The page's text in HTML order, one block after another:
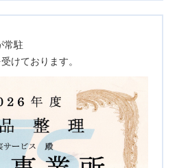
常駐
けております。